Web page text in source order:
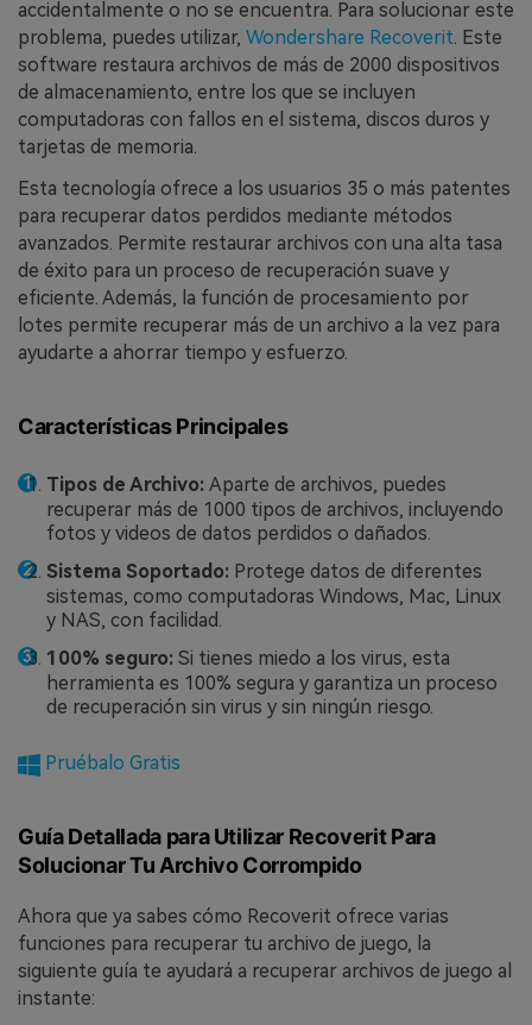
accidentalmente o no se encuentra. Para solucionar este
problema, puedes utilizar, Wondershare Recoverit . Este
software restaura archivos de más de 2000 dispositivos
de almacenamiento, entre los que se incluyen
computadoras con fallos en el sistema, discos duros y
tarjetas de memoria.
Esta tecnología ofrece a los usuarios 35 o más patentes
para recuperar datos perdidos mediante métodos
avanzados. Permite restaurar archivos con una alta tasa
de éxito para un proceso de recuperación suave y
eficiente. Además, la función de procesamiento por
lotes permite recuperar más de un archivo a la vez para
ayudarte a ahorrar tiempo y esfuerzo.
Características Principales
Tipos de Archivo: Aparte de archivos, puedes
recuperar más de 1000 tipos de archivos, incluyendo
fotos y videos de datos perdidos o dañados.
Sistema Soportado: Protege datos de diferentes
sistemas, como computadoras Windows, Mac, Linux
y NAS, con facilidad.
100% seguro: Si tienes miedo a los virus, esta
herramienta es 100% segura y garantiza un proceso
de recuperación sin virus y sin ningún riesgo.
Pruébalo Gratis
Guía Detallada para Utilizar Recoverit Para
Solucionar Tu Archivo Corrompido
Ahora que ya sabes cómo Recoverit ofrece varias
funciones para recuperar tu archivo de juego, la
siguiente guía te ayudará a recuperar archivos de juego al
instante: